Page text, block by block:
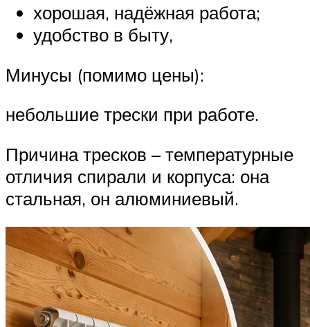
хорошая, надёжная работа;
удобство в быту,
Минусы (помимо цены):
небольшие трески при работе.
Причина тресков – температурные
отличия спирали и корпуса: она
стальная, он алюминиевый.